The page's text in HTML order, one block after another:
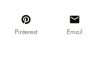
Pinterest Email